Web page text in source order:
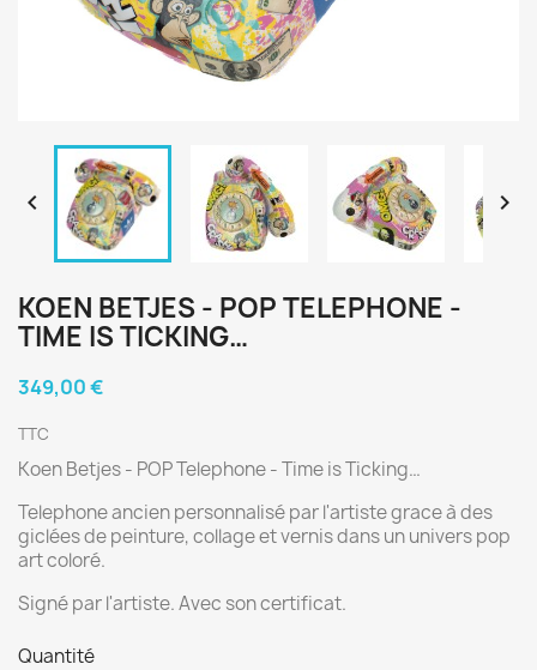
 
KOEN BETJES - POP TELEPHONE -
TIME IS TICKING…
349,00 €
TTC
Koen Betjes - POP Telephone - Time is Ticking…
Telephone ancien personnalisé par l'artiste grace à des
giclées de peinture, collage et vernis dans un univers pop
art coloré.
Signé par l'artiste. Avec son certificat.
Quantité